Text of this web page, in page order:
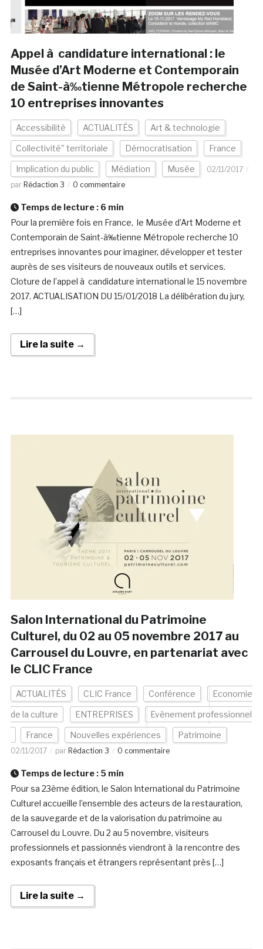
Appel à candidature international : le
Musée d’Art Moderne et Contemporain
de Saint-à‰tienne Métropole recherche
10 entreprises innovantes
Accessibilité ACTUALITÉS Art & technologie
Collectivité" territoriale Démocratisation France
Implication du public Médiation Musée
02/11/2017
par Rédaction 3 0 commentaire
Temps de lecture : 6 min
Pour la première fois en France, le Musée d’Art Moderne et
Contemporain de Saint-à‰tienne Métropole recherche 10
entreprises innovantes pour imaginer, développer et tester
auprès de ses visiteurs de nouveaux outils et services.
Cloture de l’appel à candidature international le 15 novembre
2017. ACTUALISATION DU 15/01/2018 La délibération du jury,
[…]
Lire la suite →
Salon International du Patrimoine
Culturel, du 02 au 05 novembre 2017 au
Carrousel du Louvre, en partenariat avec
le CLIC France
ACTUALITÉS CLIC France Conférence Economie
de la culture ENTREPRISES Evènement professionnel
France Nouvelles expériences Patrimoine
02/11/2017 par Rédaction 3 0 commentaire
Temps de lecture : 5 min
Pour sa 23ème édition, le Salon International du Patrimoine
Culturel accueille l’ensemble des acteurs de la restauration,
de la sauvegarde et de la valorisation du patrimoine au
Carrousel du Louvre. Du 2 au 5 novembre, visiteurs
professionnels et passionnés viendront à la rencontre des
exposants français et étrangers représentant près […]
Lire la suite →